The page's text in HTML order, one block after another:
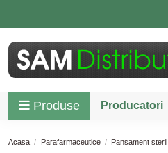
Produse Producatori
Acasa Parafarmaceutice Pansament steril